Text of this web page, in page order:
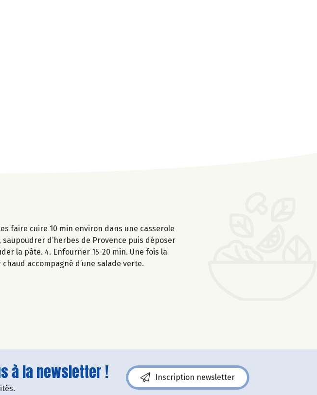
faire cuire 10 min environ dans une casserole
saupoudrer d’herbes de Provence puis déposer
la pâte. 4. Enfourner 15-20 min. Une fois la
accompagné d’une salade verte.
à la newsletter ! Inscription newsletter